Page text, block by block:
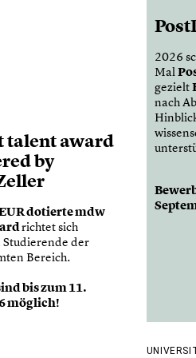
talent award
by
dotierte mdw
richtet sich
Studierende der
Bereich.
bis zum 11.
möglich!
2026
Mal
gezielt
nach